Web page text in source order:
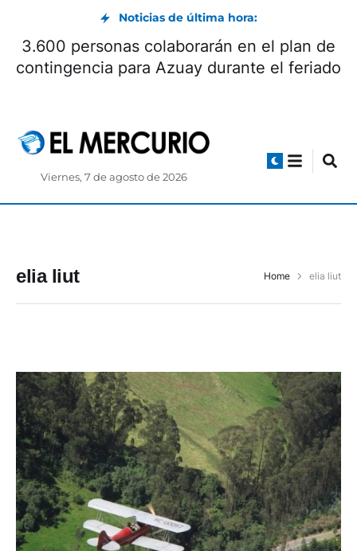
Noticias de última hora:
3.600 personas colaborarán en el plan de
contingencia para Azuay durante el feriado
Viernes, 7 de agosto de 2026
elia liut Home elia liut